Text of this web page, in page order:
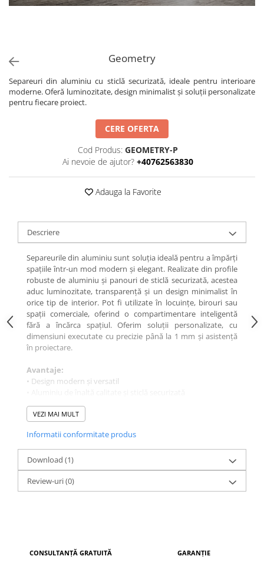
Geometry
Separeuri din aluminiu cu sticlă securizată, ideale pentru interioare
moderne. Oferă luminozitate, design minimalist și soluții personalizate
pentru fiecare proiect.
CERE OFERTA
Cod Produs: GEOMETRY-P
Ai nevoie de ajutor? +40762563830
Adauga la Favorite
Descriere
Separeurile din aluminiu sunt soluția ideală pentru a împărți
spațiile într-un mod modern și elegant. Realizate din profile
robuste de aluminiu și panouri de sticlă securizată, acestea
aduc luminozitate, transparență și un design minimalist în
orice tip de interior. Pot fi utilizate în locuințe, birouri sau
spații comerciale, oferind o compartimentare inteligentă
fără a încărca spațiul. Oferim soluții personalizate, cu
dimensiuni executate cu precizie până la 1 mm și asistență
în proiectare.
Avantaje:
• Design modern și versatil
• Compartimentare fără pierderea luminii naturale
• Soluții personalizate și montaj rapid
VEZI MAI MULT
Informatii conformitate produs
Download (1)
Review-uri(0)
CONSULTANȚĂ GRATUITĂ GARANȚIE